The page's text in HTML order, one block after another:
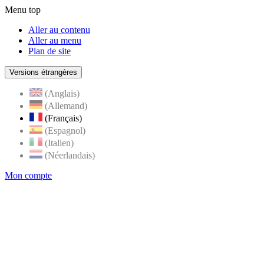
Menu top
Aller au contenu
Aller au menu
Plan de site
Versions étrangères
(Anglais)
(Allemand)
(Français)
(Espagnol)
(Italien)
(Néerlandais)
Mon compte